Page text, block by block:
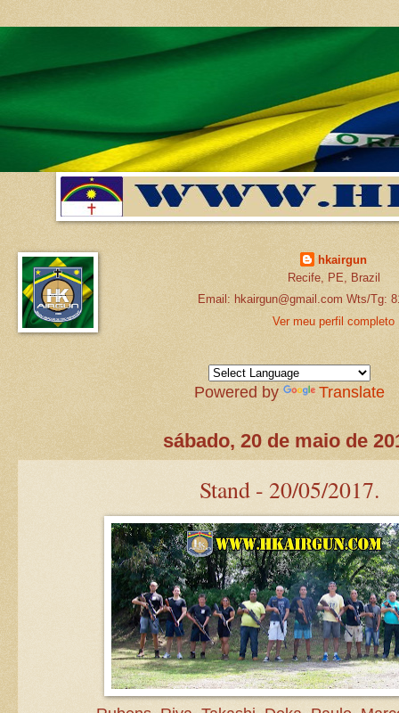
hkairgun
Recife, PE, Brazil
Email: hkairgun@gmail.com Wts/Tg:
Ver meu perfil completo
Powered by Translate
sábado, 20 de maio de
Stand - 20/05/2017.